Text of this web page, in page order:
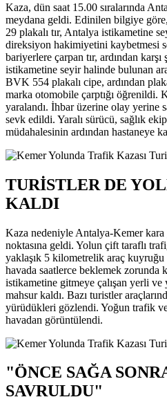
Kaza, dün saat 15.00 sıralarında
meydana geldi. Edinilen bilgiye
29 plakalı tır, Antalya istikametine
direksiyon hakimiyetini kaybetmesi
bariyerlere çarpan tır, ardından
istikametine seyir halinde bulunan
BVK 554 plakalı cipe, ardından
marka otomobile çarptığı öğrenildi.
yaralandı. İhbar üzerine olay yerine
sevk edildi. Yaralı sürücü, sağlık
müdahalesinin ardından hastaneye
TURİSTLER DE
KALDI
Kaza nedeniyle Antalya-Kemer
noktasına geldi. Yolun çift taraflı
yaklaşık 5 kilometrelik araç kuyruğu
havada saatlerce beklemek zorunda
istikametine gitmeye çalışan yerli ve
mahsur kaldı. Bazı turistler
yürüdükleri gözlendi. Yoğun trafik
havadan görüntülendi.
"ÖNCE SAĞA
SAVRULDU"